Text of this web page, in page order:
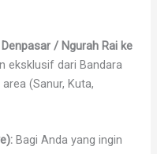
/ Ngurah Rai ke
eksklusif dari Bandara
(Sanur, Kuta,
Bagi Anda yang ingin